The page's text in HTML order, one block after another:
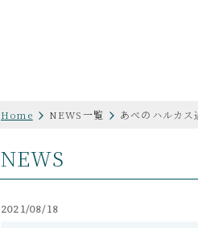
Home NEWS一覧 あべのハルカス
NEWS
2021/08/18